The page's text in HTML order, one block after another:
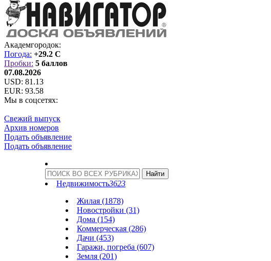
Академгородок:
Погода: +29.2 C
Пробки: 5 баллов
07.08.2026
USD: 81.13
EUR: 93.58
Мы в соцсетях:
Свежий выпуск
Архив номеров
Подать объявление
Подать объявление
Недвижимость3623
Жилая (1878)
Новостройки (31)
Дома (154)
Коммерческая (286)
Дачи (453)
Гаражи, погреба (607)
Земля (201)